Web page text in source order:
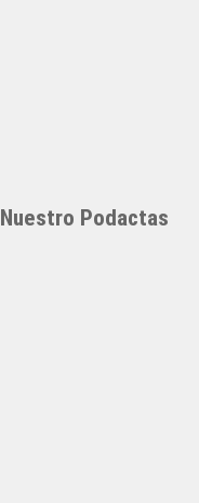
Nuestro Podactas